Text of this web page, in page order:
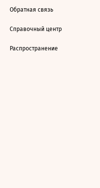
Обратная связь
Справочный центр
Распространение